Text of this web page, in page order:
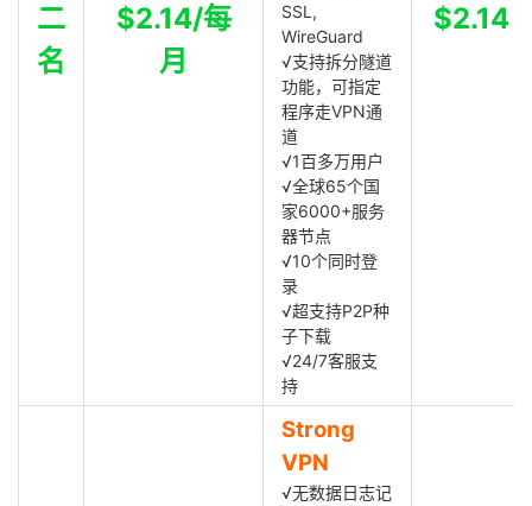
二
名
$2.14/每
月
SSL,
WireGuard
√支持拆分隧道
功能，可指定
程序走VPN通
道
√1百多万用户
√全球65个国
家6000+服务
器节点
√10个同时登
录
√超支持P2P种
子下载
√24/7客服支
持
$2.14
Strong
VPN
√无数据日志记